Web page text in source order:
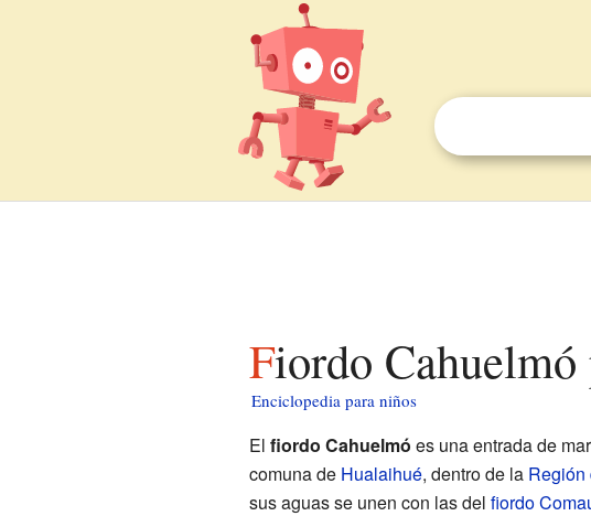
Fiordo
Enciclopedia para niños
El fiordo Cahuelmó es una entrada de
comuna de Hualaihué, dentro de la Región
sus aguas se unen con las del fiordo